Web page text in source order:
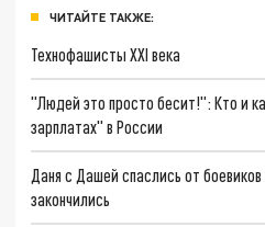
ЧИТАЙТЕ ТАКЖЕ:
Технофашисты XXI века
"Людей это просто бесит!": Кто и
зарплатах" в России
Даня с Дашей спаслись от
закончились